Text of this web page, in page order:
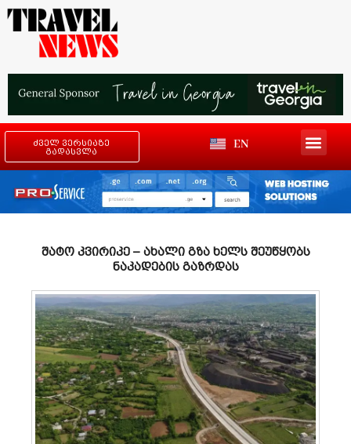
ძველ ვერსიაზე
გადასვლა
EN
შატო კვირიკე – ახალი გზა ხელს შეუწყობს
ნაკადების გაზრდას